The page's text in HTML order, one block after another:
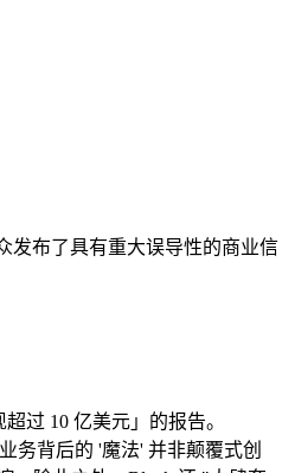
发布了具有重大误导性的商业信
过 10 亿美元」的报告。
务背后的 '魔法' 并非颠覆式创